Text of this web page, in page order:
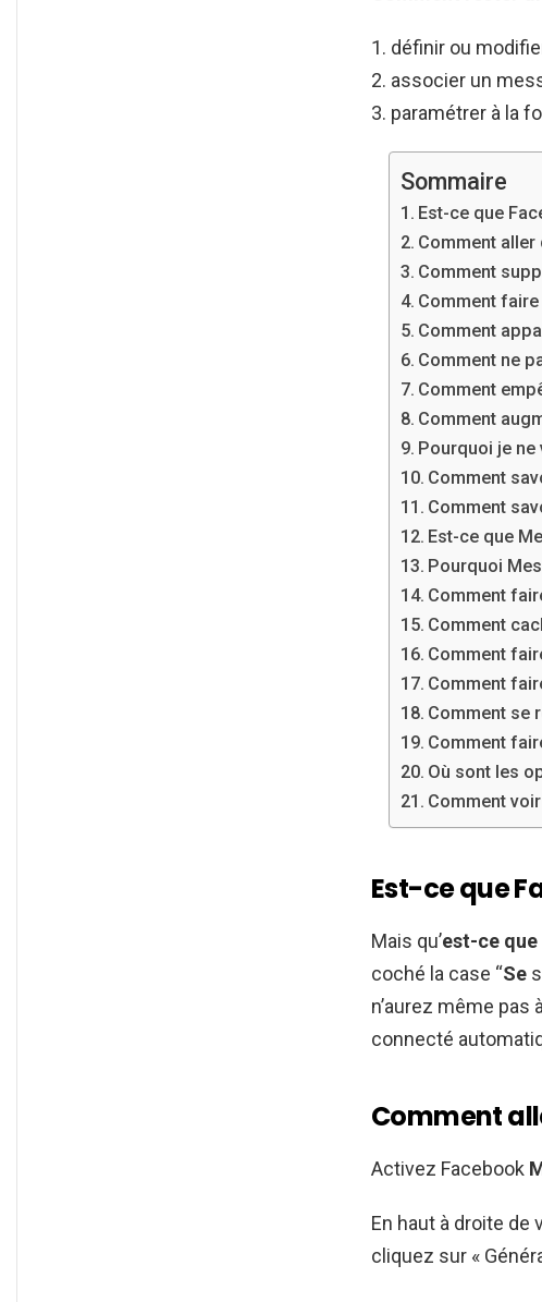
définir ou
associer un
paramétrer à la
Sommaire
Est-ce que
Comment
Comment
Comment
Comment
Comment ne
Comment
Comment
Pourquoi je ne
Comment
Comment
Est-ce que
Pourquoi
Comment
Comment
Comment
Comment
Comment se
Comment
Où sont les
Comment
Est-ce que
Mais qu’est-ce
coché la case “Se
n’aurez même pas
connecté
Comment
Activez Facebook
En haut à droite de
cliquez sur «